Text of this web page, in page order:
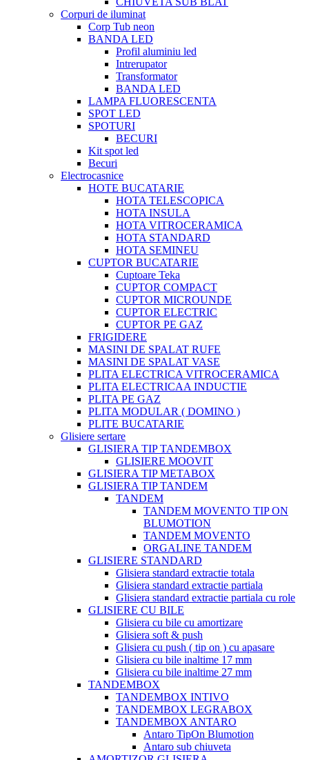
Corpuri de iluminat
Corp Tub neon
BANDA LED
Profil aluminiu led
Intrerupator
Transformator
BANDA LED
LAMPA FLUORESCENTA
SPOT LED
SPOTURI
BECURI
Kit spot led
Becuri
Electrocasnice
HOTE BUCATARIE
HOTA TELESCOPICA
HOTA INSULA
HOTA VITROCERAMICA
HOTA STANDARD
HOTA SEMINEU
CUPTOR BUCATARIE
Cuptoare Teka
CUPTOR COMPACT
CUPTOR MICROUNDE
CUPTOR ELECTRIC
CUPTOR PE GAZ
FRIGIDERE
MASINI DE SPALAT RUFE
MASINI DE SPALAT VASE
PLITA ELECTRICA VITROCERAMICA
PLITA ELECTRICAA INDUCTIE
PLITA PE GAZ
PLITA MODULAR ( DOMINO )
PLITE BUCATARIE
Glisiere sertare
GLISIERA TIP TANDEMBOX
GLISIERE MOOVIT
GLISIERA TIP METABOX
GLISIERA TIP TANDEM
TANDEM
TANDEM MOVENTO TIP ON
BLUMOTION
TANDEM MOVENTO
ORGALINE TANDEM
GLISIERE STANDARD
Glisiera standard extractie totala
Glisiera standard extractie partiala
Glisiera standard extractie partiala cu role
GLISIERE CU BILE
Glisiera cu bile cu amortizare
Glisiera soft & push
Glisiera cu push ( tip on ) cu apasare
Glisiera cu bile inaltime 17 mm
Glisiera cu bile inaltime 27 mm
TANDEMBOX
TANDEMBOX INTIVO
TANDEMBOX LEGRABOX
TANDEMBOX ANTARO
Antaro TipOn Blumotion
Antaro sub chiuveta